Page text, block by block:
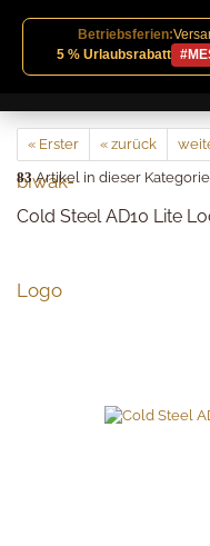
Betriebsferien:
5 % Urlaubsrabatt
« Erster « zurück
83Artikel in dieser Kategorie
Cold Steel AD10 Lite